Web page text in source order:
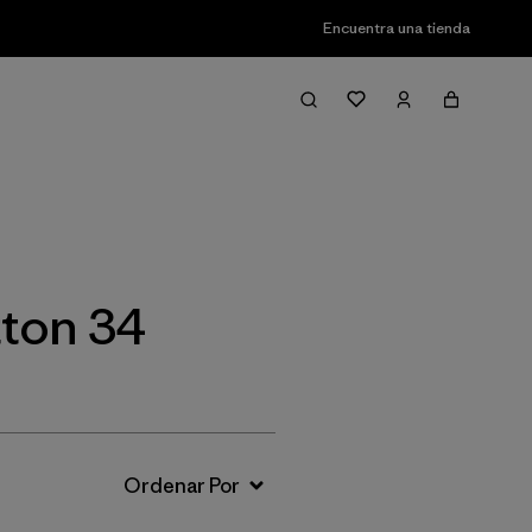
Encuentra una tienda
Filter & Sort
34